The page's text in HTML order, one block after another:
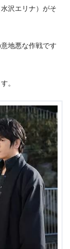
沢エリナ）がそ
地悪な作戦です
。